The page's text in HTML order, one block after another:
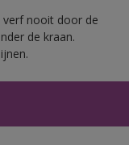
verf nooit door de
de kraan.